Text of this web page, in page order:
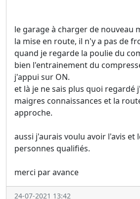
le garage à charger de nouveau
la mise en route, il n'y a pas de
quand je regarde la poulie du
bien l'entrainement du
j'appui sur ON.
et là je ne sais plus quoi regardé
maigres connaissances et la
approche.
aussi j'aurais voulu avoir l'avis et
personnes qualifiés.
merci par avance
24-07-2021 13:42